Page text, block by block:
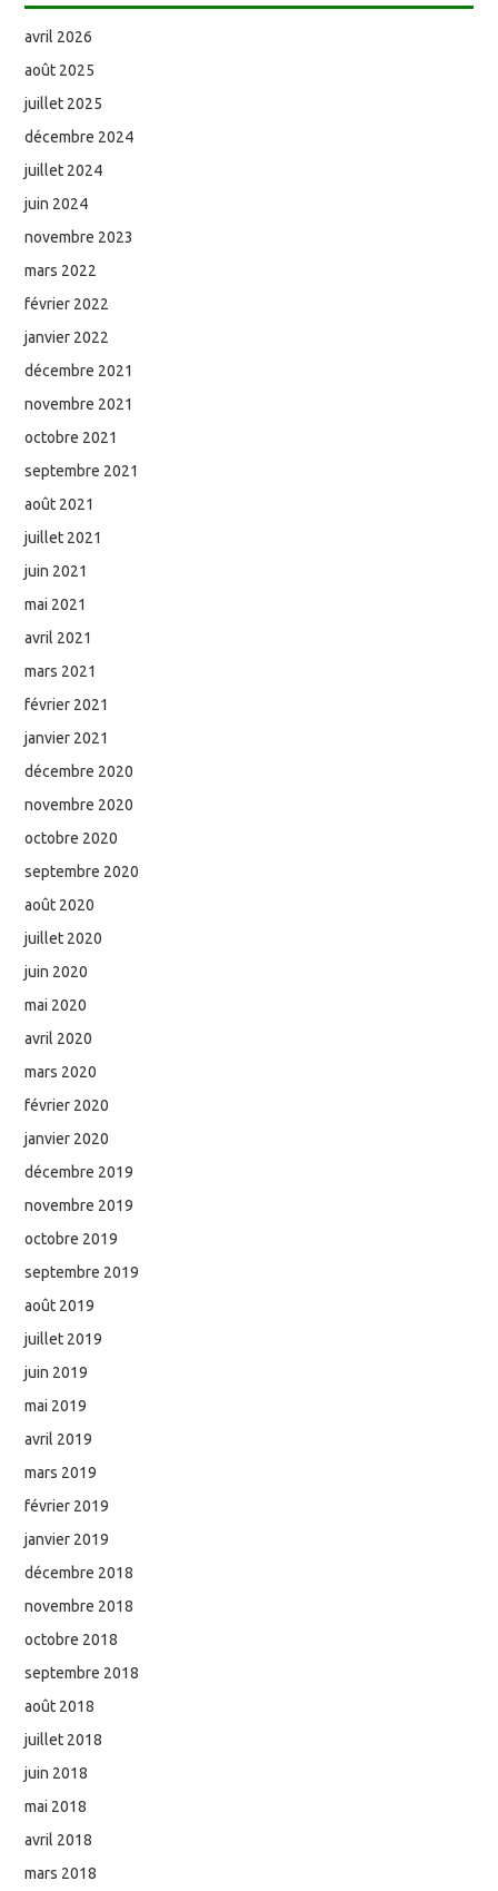
avril 2026
août 2025
juillet 2025
décembre 2024
juillet 2024
juin 2024
novembre 2023
mars 2022
février 2022
janvier 2022
décembre 2021
novembre 2021
octobre 2021
septembre 2021
août 2021
juillet 2021
juin 2021
mai 2021
avril 2021
mars 2021
février 2021
janvier 2021
décembre 2020
novembre 2020
octobre 2020
septembre 2020
août 2020
juillet 2020
juin 2020
mai 2020
avril 2020
mars 2020
février 2020
janvier 2020
décembre 2019
novembre 2019
octobre 2019
septembre 2019
août 2019
juillet 2019
juin 2019
mai 2019
avril 2019
mars 2019
février 2019
janvier 2019
décembre 2018
novembre 2018
octobre 2018
septembre 2018
août 2018
juillet 2018
juin 2018
mai 2018
avril 2018
mars 2018